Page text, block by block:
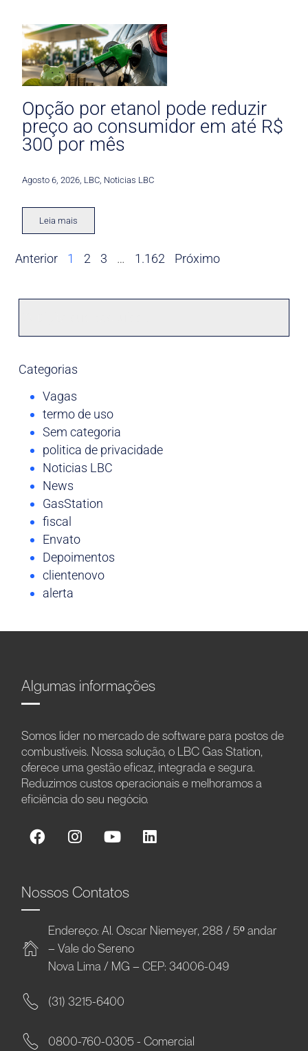
Opção por etanol pode reduzir
preço ao consumidor em até R$
300 por mês
Agosto 6, 2026 LBC Noticias LBC
Leia mais
Anterior 1 2 3 … 1.162 Próximo
Categorias
Vagas
termo de uso
Sem categoria
politica de privacidade
Noticias LBC
News
GasStation
fiscal
Envato
Depoimentos
clientenovo
alerta
Algumas informações
Somos líder no mercado de software para postos de
combustíveis. Nossa solução, o LBC Gas Station,
oferece uma gestão eficaz, integrada e segura.
Reduzimos custos operacionais e melhoramos a
eficiência do seu negócio.
Nossos Contatos
Endereço: Al. Oscar Niemeyer, 288 / 5º andar
– Vale do Sereno
Nova Lima / MG – CEP: 34006-049
(31) 3215-6400
0800-760-0305 - Comercial